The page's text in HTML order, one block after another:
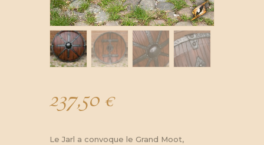
237,50€
Le Jarl a convoque le Grand Moot,